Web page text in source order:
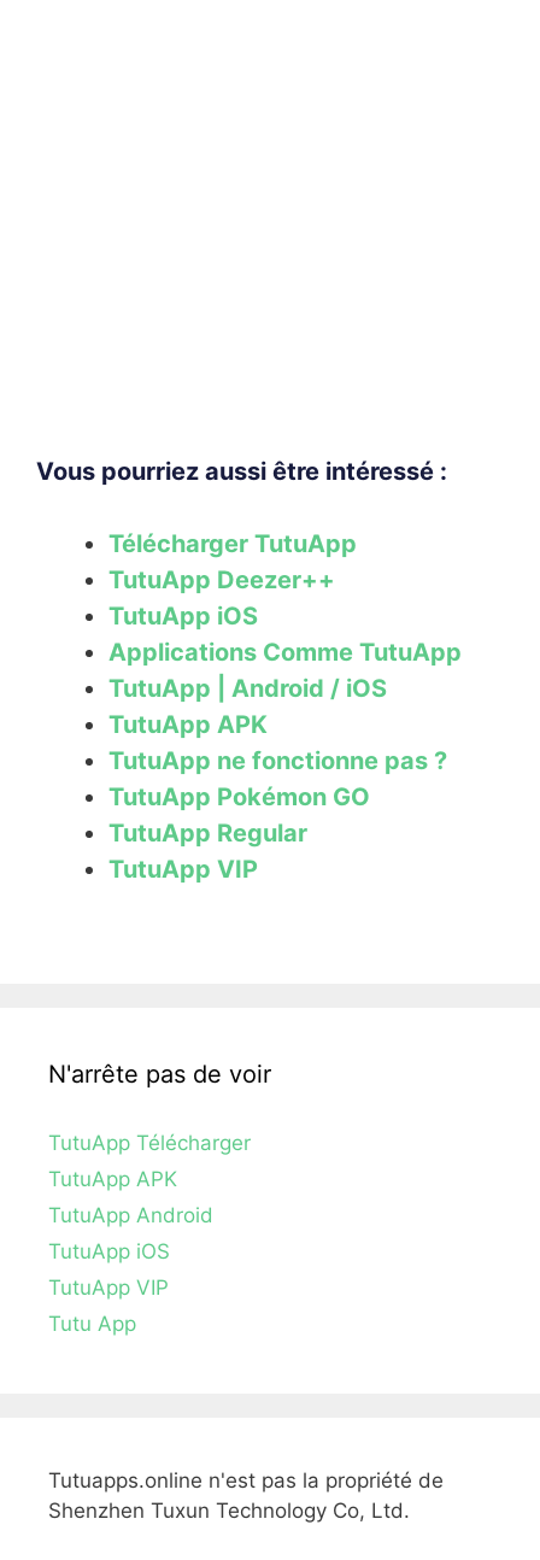
Vous pourriez aussi être intéressé :
Télécharger TutuApp
TutuApp Deezer++
TutuApp iOS
Applications Comme TutuApp
TutuApp | Android / iOS
TutuApp APK
TutuApp ne fonctionne pas ?
TutuApp Pokémon GO
TutuApp Regular
TutuApp VIP
N'arrête pas de voir
TutuApp Télécharger
TutuApp APK
TutuApp Android
TutuApp iOS
TutuApp VIP
Tutu App
Tutuapps.online n'est pas la propriété de
Shenzhen Tuxun Technology Co, Ltd.